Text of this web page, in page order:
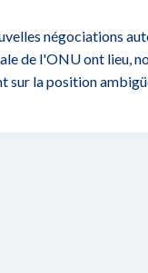
négociations
de l'ONU ont lieu,
sur la position